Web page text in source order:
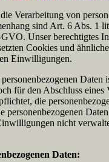
Ver­ar­bei­tung von
sind Art. 6 Abs. 1
Un­ser be­rech­tig­tes
Coo­kies und
Ein­wil­li­gun­gen.
Da­ten
für den Ab­schluss
die
per­so­nen­be­zo­ge­nen
nicht
Da­ten: